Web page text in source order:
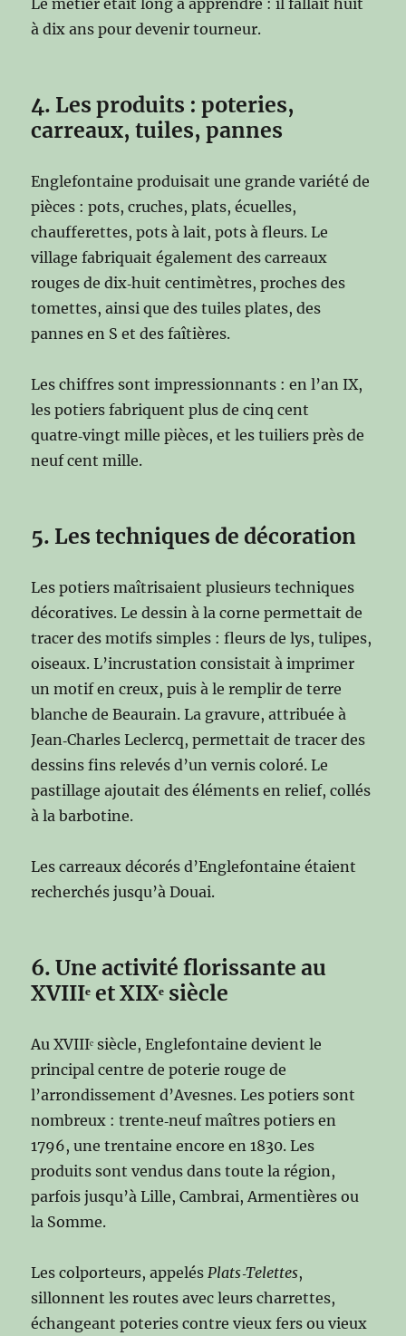
à dix ans pour devenir tourneur.
4. Les produits : poteries,
carreaux, tuiles, pannes
Englefontaine produisait une grande variété de
pièces : pots, cruches, plats, écuelles,
chaufferettes, pots à lait, pots à fleurs. Le
village fabriquait également des carreaux
rouges de dix‑huit centimètres, proches des
tomettes, ainsi que des tuiles plates, des
pannes en S et des faîtières.
Les chiffres sont impressionnants : en l’an IX,
les potiers fabriquent plus de cinq cent
quatre‑vingt mille pièces, et les tuiliers près de
neuf cent mille.
5. Les techniques de décoration
Les potiers maîtrisaient plusieurs techniques
décoratives. Le dessin à la corne permettait de
tracer des motifs simples : fleurs de lys, tulipes,
oiseaux. L’incrustation consistait à imprimer
un motif en creux, puis à le remplir de terre
blanche de Beaurain. La gravure, attribuée à
Jean‑Charles Leclercq, permettait de tracer des
dessins fins relevés d’un vernis coloré. Le
pastillage ajoutait des éléments en relief, collés
à la barbotine.
Les carreaux décorés d’Englefontaine étaient
recherchés jusqu’à Douai.
6. Une activité florissante au
XVIIIᵉ et XIXᵉ siècle
Au XVIIIᵉ siècle, Englefontaine devient le
principal centre de poterie rouge de
l’arrondissement d’Avesnes. Les potiers sont
nombreux : trente‑neuf maîtres potiers en
1796, une trentaine encore en 1830. Les
produits sont vendus dans toute la région,
parfois jusqu’à Lille, Cambrai, Armentières ou
la Somme.
Les colporteurs, appelés Plats‑Telettes,
sillonnent les routes avec leurs charrettes,
échangeant poteries contre vieux fers ou vieux